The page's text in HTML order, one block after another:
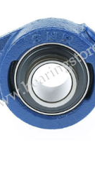
SNR
взят
с
сайта
по